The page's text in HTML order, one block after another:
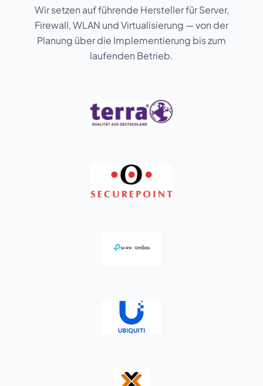
Wir setzen auf führende Hersteller für Server,
Firewall, WLAN und Virtualisierung — von der
Planung über die Implementierung bis zum
laufenden Betrieb.